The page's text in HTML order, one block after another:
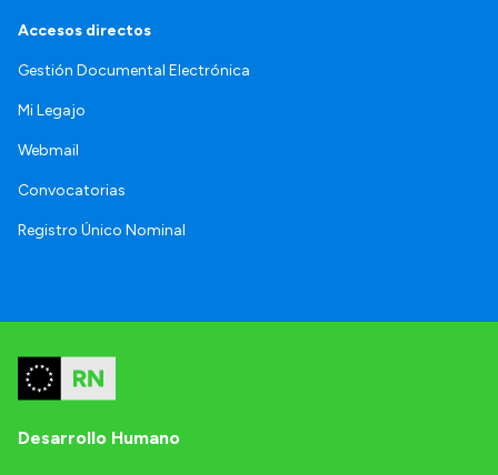
Accesos directos
Gestión Documental Electrónica
Mi Legajo
Webmail
Convocatorias
Registro Único Nominal
Desarrollo Humano